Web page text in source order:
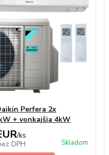
Perfera 2x
+ vonkajšia 4kW
/ks
DPH Skladom